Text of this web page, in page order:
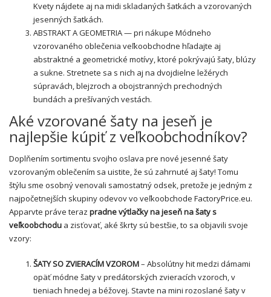
Kvety nájdete aj na midi skladaných šatkách a vzorovaných
jesenných šatkách.
ABSTRAKT A GEOMETRIA — pri nákupe Módneho
vzorovaného oblečenia veľkoobchodne hľadajte aj
abstraktné a geometrické motívy, ktoré pokrývajú šaty, blúzy
a sukne. Stretnete sa s nich aj na dvojdielne ležérych
súpravách, blejzroch a obojstranných prechodných
bundách a prešívaných vestách.
Aké vzorované šaty na jeseň je
najlepšie kúpiť z veľkoobchodníkov?
Doplňením sortimentu svojho oslava pre nové jesenné šaty
vzorovaným oblečením sa uistite, že sú zahrnuté aj šaty! Tomu
štýlu sme osobný venovali samostatný odsek, pretože je jedným z
najpočetnejších skupiny odevov vo veľkoobchode FactoryPrice.eu.
Apparvte práve teraz pradne výtlačky na jeseň na šaty s
veľkoobchodu a zisťovať, aké škrty sú bestšie, to sa objavili svoje
vzory:
ŠATY SO ZVIERACÍM VZOROM– Absolútny hit medzi dámami
opäťmódne šatyv predátorských zvieracích vzoroch, v
tieniach hnedej a béžovej. Stavte na mini rozoslané šaty v